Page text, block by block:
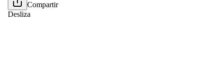
Compartir
Desliza